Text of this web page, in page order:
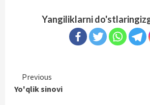
Yangiliklarni
Continue
Reading
Previous
Yo'qlik sinovi